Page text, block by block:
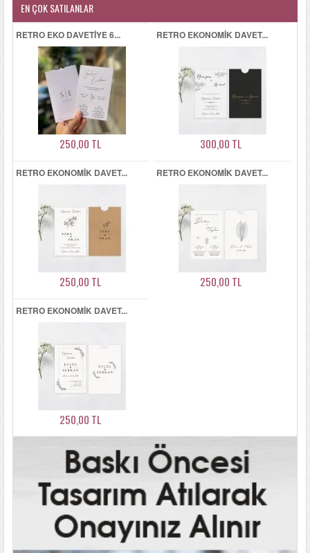
EN ÇOK SATILANLAR
RETRO EKO DAVETIYE 6...
250,00 TL
RETRO EKONOMIK DAVET...
300,00 TL
RETRO EKONOMIK DAVET...
250,00 TL
RETRO EKONOMIK DAVET...
250,00 TL
RETRO EKONOMIK DAVET...
250,00 TL